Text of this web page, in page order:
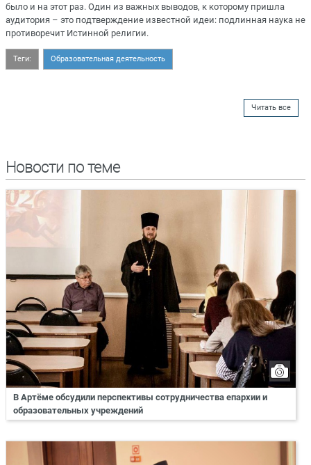
было и на этот раз. Один из важных выводов, к которому пришла
аудитория – это подтверждение известной идеи: подлинная наука не
противоречит Истинной религии.
Теги: Образовательная деятельность
Читать все
Новости по теме
В Артёме обсудили перспективы сотрудничества епархии и
образовательных учреждений